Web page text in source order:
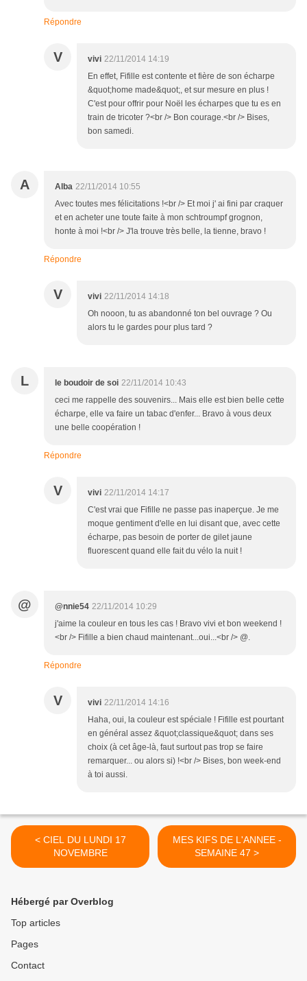
Répondre
V vivi 22/11/2014 14:19
En effet, Fifille est contente et fière de son écharpe
&quot;home made&quot;, et sur mesure en plus !
C'est pour offrir pour Noël les écharpes que tu es en
train de tricoter ?<br /> Bon courage.<br /> Bises,
bon samedi.
A Alba 22/11/2014 10:55
Avec toutes mes félicitations !<br /> Et moi j' ai fini par craquer
et en acheter une toute faite à mon schtroumpf grognon,
honte à moi !<br /> J'la trouve très belle, la tienne, bravo !
Répondre
V vivi 22/11/2014 14:18
Oh nooon, tu as abandonné ton bel ouvrage ? Ou
alors tu le gardes pour plus tard ?
L le boudoir de soi 22/11/2014 10:43
ceci me rappelle des souvenirs... Mais elle est bien belle cette
écharpe, elle va faire un tabac d'enfer... Bravo à vous deux
une belle coopération !
Répondre
V vivi 22/11/2014 14:17
C'est vrai que Fifille ne passe pas inaperçue. Je me
moque gentiment d'elle en lui disant que, avec cette
écharpe, pas besoin de porter de gilet jaune
fluorescent quand elle fait du vélo la nuit !
@ @nnie54 22/11/2014 10:29
j'aime la couleur en tous les cas ! Bravo vivi et bon weekend !
<br /> Fifille a bien chaud maintenant...oui...<br /> @.
Répondre
V vivi 22/11/2014 14:16
Haha, oui, la couleur est spéciale ! Fifille est pourtant
en général assez &quot;classique&quot; dans ses
choix (à cet âge-là, faut surtout pas trop se faire
remarquer... ou alors si) !<br /> Bises, bon week-end
à toi aussi.
< CIEL DU LUNDI 17
NOVEMBRE
MES KIFS DE L'ANNEE -
SEMAINE 47 >
Hébergé par Overblog
Top articles
Pages
Contact